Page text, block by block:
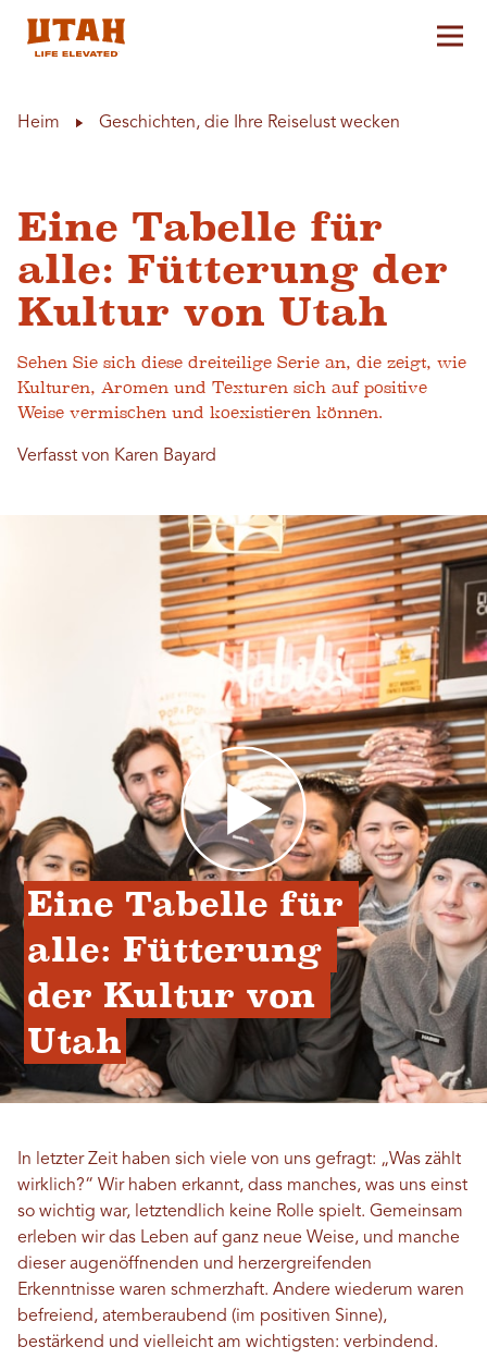
Heim Geschichten, die Ihre Reiselust wecken
Eine Tabelle für
alle: Fütterung der
Kultur von Utah
Sehen Sie sich diese dreiteilige Serie an, die zeigt, wie
Kulturen, Aromen und Texturen sich auf positive
Weise vermischen und koexistieren können.
Verfasst von Karen Bayard
Eine Tabelle für
alle: Fütterung
der Kultur von
Utah
In letzter Zeit haben sich viele von uns gefragt: „Was zählt
wirklich?“ Wir haben erkannt, dass manches, was uns einst
so wichtig war, letztendlich keine Rolle spielt. Gemeinsam
erleben wir das Leben auf ganz neue Weise, und manche
dieser augenöffnenden und herzergreifenden
Erkenntnisse waren schmerzhaft. Andere wiederum waren
befreiend, atemberaubend (im positiven Sinne),
bestärkend und vielleicht am wichtigsten: verbindend.